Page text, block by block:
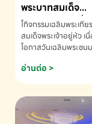
พระบาทสมเด็จ
พระเจ้าอยู่หัว เนื่อ
โอกาสวันเฉลิม
พระชนมพรรษา
โกิจกรรมเฉลิมพระเกีย
สมเด็จพระเจ้าอยู่หัว เนื่
โอกาสวันเฉลิมพระชน
ข้อมูลเพิ่มเติม โทร.
อ่านต่อ >